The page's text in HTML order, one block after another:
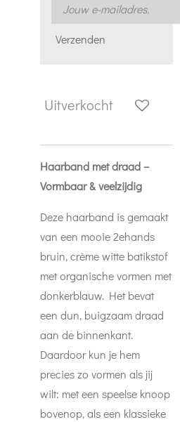
Verzenden
Uitverkocht
Haarband met draad –
Vormbaar & veelzijdig
Deze haarband is gemaakt
van een mooie 2ehands
bruin, crème witte batikstof
met organische vormen met
donkerblauw. Het bevat
een dun, buigzaam draad
aan de binnenkant.
Daardoor kun je hem
precies zo vormen als jij
wilt: met een speelse knoop
bovenop, als een klassieke